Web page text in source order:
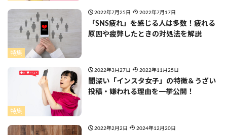
特集
2022年7月25日 2022年7月17日
「SNS疲れ」を感じる人は多数！疲れる
原因や疲弊したときの対処法を解説
特集
2022年3月27日 2022年11月25日
闇深い「インスタ女子」の特徴＆うざい
投稿・嫌われる理由を一挙公開！
2022年2月2日 2024年12月20日